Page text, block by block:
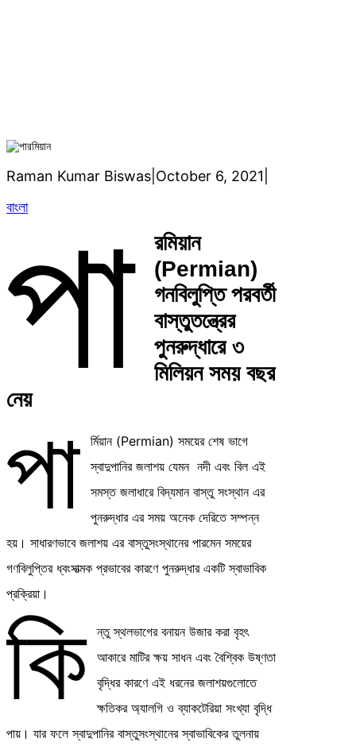
Raman Kumar Biswas October 6, 2021
বাংলা
পা
রমিয়ান
(Permian)
গনবিলুপ্তি পরবর্তী
বাস্তুতন্ত্রের
পুনরুদ্ধারে ৩
মিলিয়ন সময় বছর
নেয়
পা
র্মিয়ান (Permian) সময়ের শেষ ভাগে
স্বাদুপানির জলাশয় যেমন নদী এবং বিল এই
সমস্ত জলাধারে বিদ্যমান বাস্তু সংস্থান এর
পুনরুদ্ধার এর সময় অনেক দেরিতে সম্পন্ন
হয়। সাধারণভাবে জলাশয় এর বাস্তুসংস্থানের পারমেন সময়ের
গণবিলুপ্তির ধ্বংসাত্মক প্রভাবের কারণে পুনরুদ্ধার একটি স্বাভাবিক
প্রক্রিয়া।
কি
ন্তু স্থলভাগের বনায়ন উজার করা বৃহৎ
আকারে মাটির ক্ষয় সাধন এবং বৈশ্বিক উষ্ণতা
বৃদ্ধির কারণে এই ধরনের জলাশয়গুলোতে
ক্ষতিকর অ্যালগি ও ব্যাকটেরিয়া সংখ্যা বৃদ্ধি
পায়। যার ফলে স্বাদুপানির বাস্তুসংস্থানের স্বাভাবিকের তুলনায়